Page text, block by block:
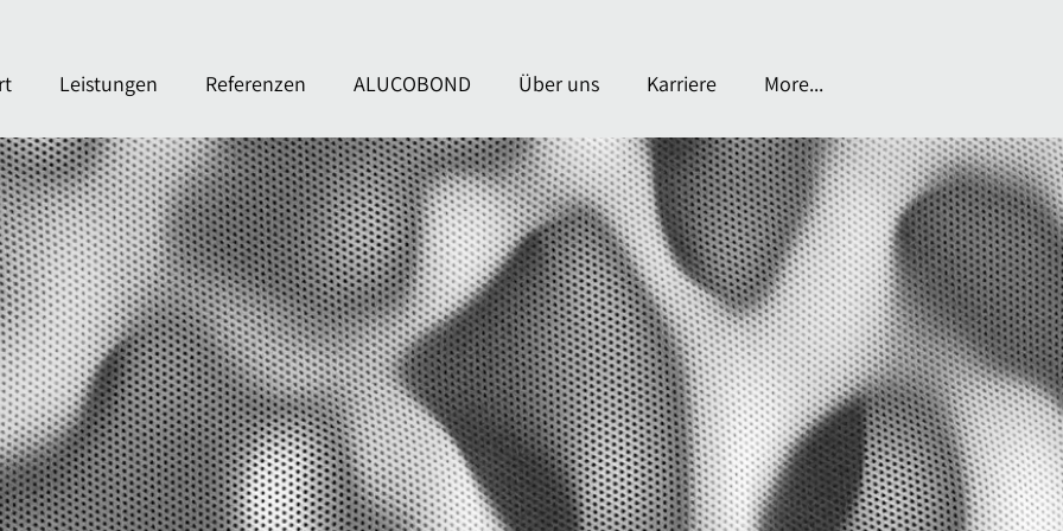
Leistungen Referenzen ALUCOBOND Über uns Karriere More...